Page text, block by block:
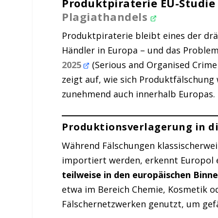
Produktpiraterie EU-
Plagiathandels
Produktpiraterie bleibt eines der
Händler in Europa – und das
2025
(Serious and Organised
zeigt auf, wie sich
zunehmend auch innerhalb Europas.
Produktionsverlagerung in
Während Fälschungen
importiert werden, erkennt Europol
teilweise in den europäischen
etwa im Bereich Chemie, Kosmetik
Fälschernetzwerken genutzt, um